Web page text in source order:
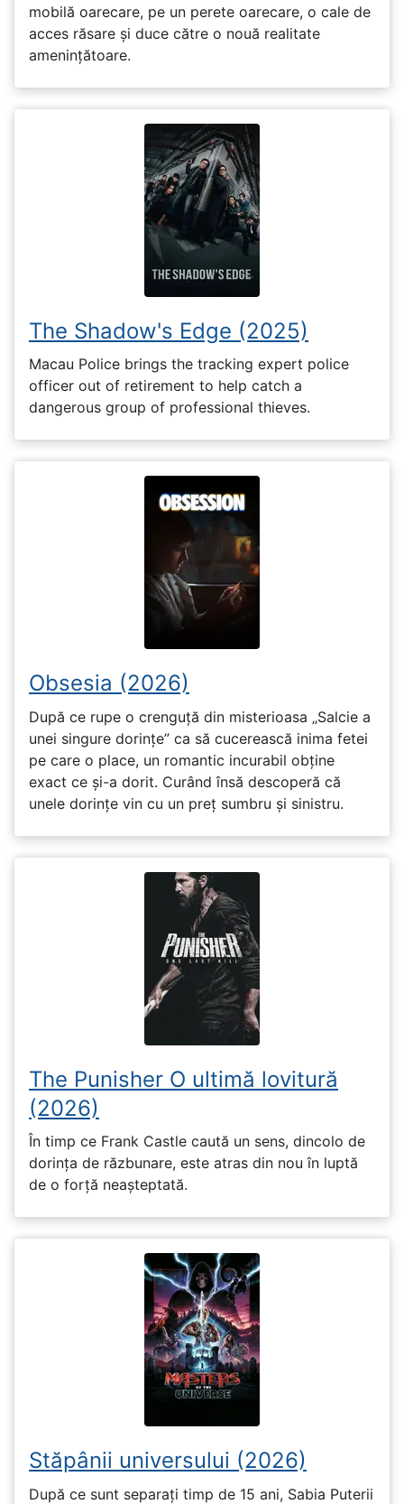
mobilă oarecare, pe un perete oarecare, o cale de
acces răsare și duce către o nouă realitate
amenințătoare.
The Shadow's Edge (2025)
Macau Police brings the tracking expert police
officer out of retirement to help catch a
dangerous group of professional thieves.
Obsesia (2026)
După ce rupe o crenguță din misterioasa „Salcie a
unei singure dorințe” ca să cucerească inima fetei
pe care o place, un romantic incurabil obține
exact ce și-a dorit. Curând însă descoperă că
unele dorințe vin cu un preț sumbru și sinistru.
The Punisher O ultimă lovitură
(2026)
În timp ce Frank Castle caută un sens, dincolo de
dorința de răzbunare, este atras din nou în luptă
de o forță neașteptată.
Stăpânii universului (2026)
După ce sunt separați timp de 15 ani, Sabia Puterii